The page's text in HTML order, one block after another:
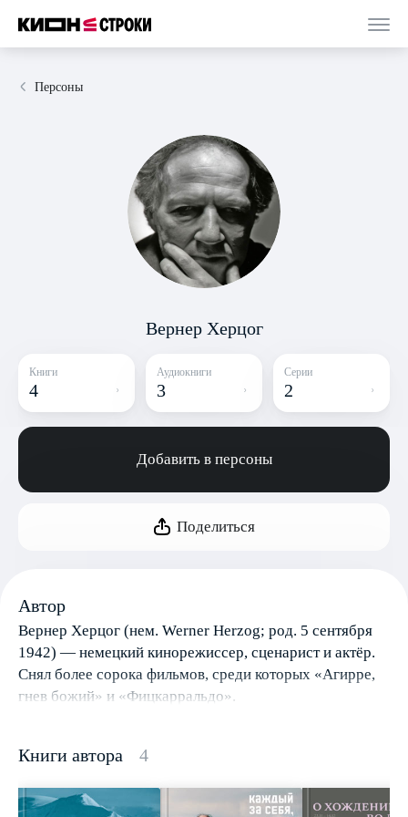
Персоны
Вернер Херцог
Книги
4
Аудиокниги
3
Серии
2
Добавить в персоны
Поделиться
Автор
Вернер Херцог (нем. Werner Herzog; род. 5 сентября
1942) — немецкий кинорежиссер, сценарист и актёр.
Снял более сорока фильмов, среди которых «Агирре,
гнев божий» и «Фицкарральдо».
Книги автора 4